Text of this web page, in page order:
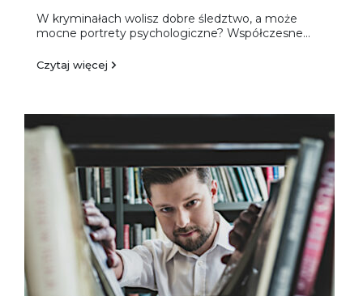
W kryminałach wolisz dobre śledztwo, a może
mocne portrety psychologiczne? Współczesne...
Czytaj więcej